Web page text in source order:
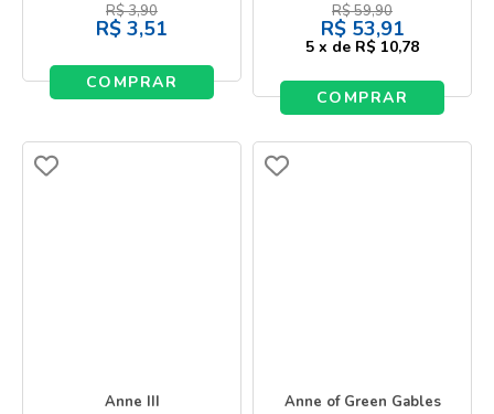
R$3,90
R$ 3,51
COMPRAR
R$59,90
R$ 53,91
5 x de R$ 10,78
COMPRAR
Anne III
Anne of Green Gables